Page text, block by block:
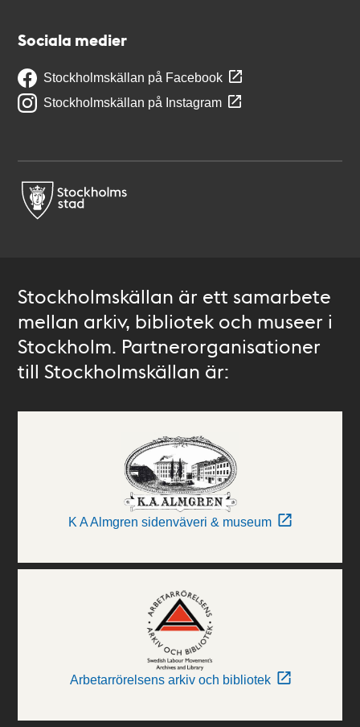
Sociala medier
Stockholmskällan på Facebook
Stockholmskällan på Instagram
Stockholmskällan är ett samarbete
mellan arkiv, bibliotek och museer i
Stockholm. Partnerorganisationer
till Stockholmskällan är:
K A Almgren sidenväveri & museum
Arbetarrörelsens arkiv och bibliotek